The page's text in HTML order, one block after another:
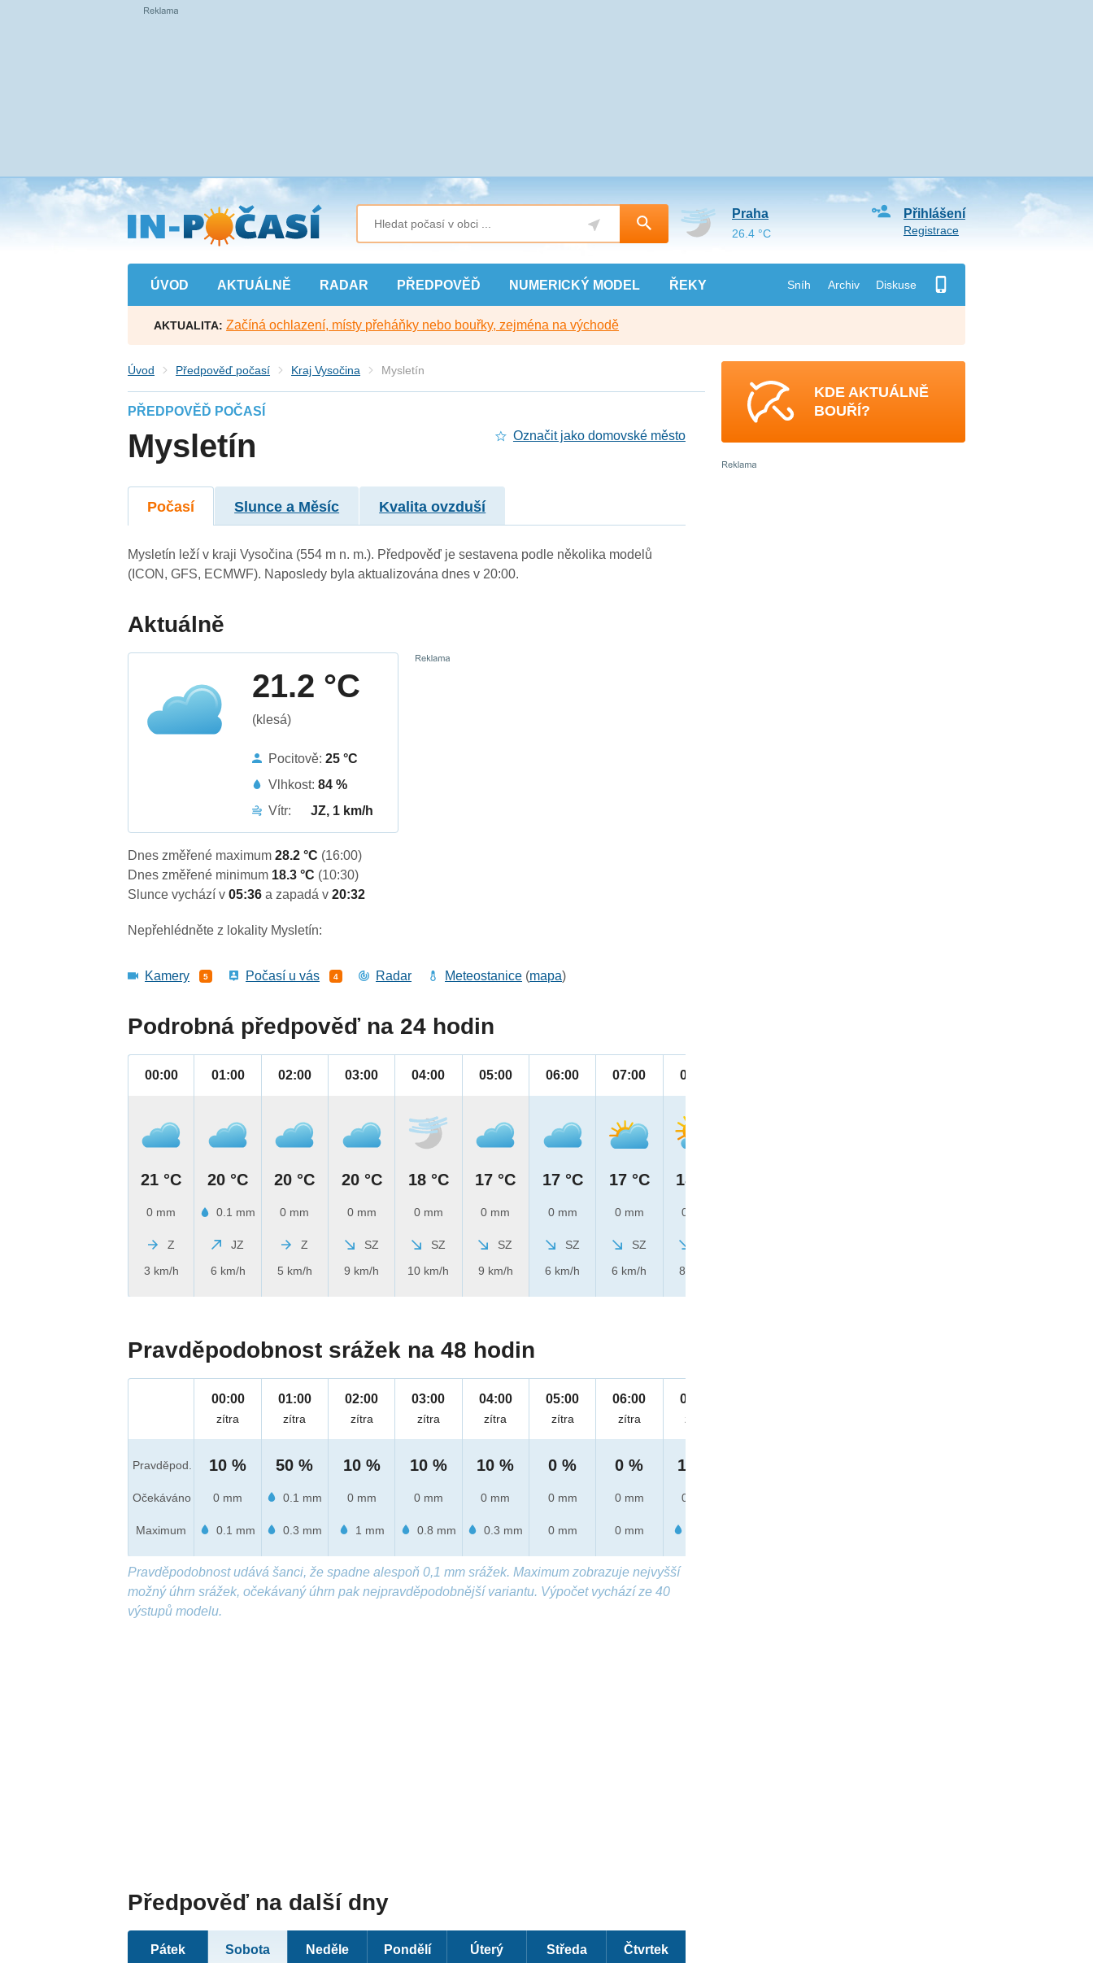
Přejít
na
hlavní
obsah
ÚVOD AKTUÁLNĚ RADAR PŘEDPOVĚĎ NUMERICKÝ MODEL ŘEKY Sníh Archiv Diskuse
Přihlášení
Registrace
Praha
26.4 °C
AKTUALITA: Začíná ochlazení, místy přeháňky nebo bouřky, zejména na východě
Úvod Předpověď počasí Kraj Vysočina Mysletín
PŘEDPOVĚĎ POČASÍ
Mysletín Označit jako domovské město
Počasí Slunce a Měsíc Kvalita ovzduší
Mysletín leží v kraji Vysočina (554 m n. m.). Předpověď je sestavena podle několika modelů
(ICON, GFS, ECMWF). Naposledy byla aktualizována dnes v 20:00.
Aktuálně
21.2 °C
(klesá)
Pocitově:25 °C
Vlhkost:84 %
Vítr:
JZ, 1 km/h
Dnes změřené maximum28.2 °C (16:00)
Dnes změřené minimum 18.3 °C (10:30)
Slunce vychází v05:36a zapadá v20:32
Nepřehlédněte z lokality Mysletín:
Kamery 5 Počasí u vás 4 Radar Meteostanice (mapa)
Podrobná předpověď na 24 hodin
00:00
21 °C
0 mm
Z
3 km/h
01:00
20 °C
0.1 mm
JZ
6 km/h
02:00
20 °C
0 mm
Z
5 km/h
03:00
20 °C
0 mm
SZ
9 km/h
04:00
18 °C
0 mm
SZ
10 km/h
05:00
17 °C
0 mm
SZ
9 km/h
06:00
17 °C
0 mm
SZ
6 km/h
07:00
17 °C
0 mm
SZ
6 km/h
08:00
18 °C
0 mm
8 km/h
Pravděpodobnost srážek na 48 hodin
Pravděpod.
Očekáváno
Maximum
00:00
zítra
10 %
0 mm
0.1 mm
01:00
zítra
50 %
0.1 mm
0.3 mm
02:00
zítra
10 %
0 mm
1 mm
03:00
zítra
10 %
0 mm
0.8 mm
04:00
zítra
10 %
0 mm
0.3 mm
05:00
zítra
0 %
0 mm
0 mm
06:00
zítra
0 %
0 mm
0 mm
07:00
zítra
10 %
0 mm
Pravděpodobnost udává šanci, že spadne alespoň 0,1 mm srážek. Maximum zobrazuje nejvyšší
možný úhrn srážek, očekávaný úhrn pak nejpravděpodobnější variantu. Výpočet vychází ze 40
výstupů modelu.
Předpověď na další dny
Pátek Sobota Neděle Pondělí Úterý Středa Čtvrtek
KDE AKTUÁLNĚ
BOUŘÍ?